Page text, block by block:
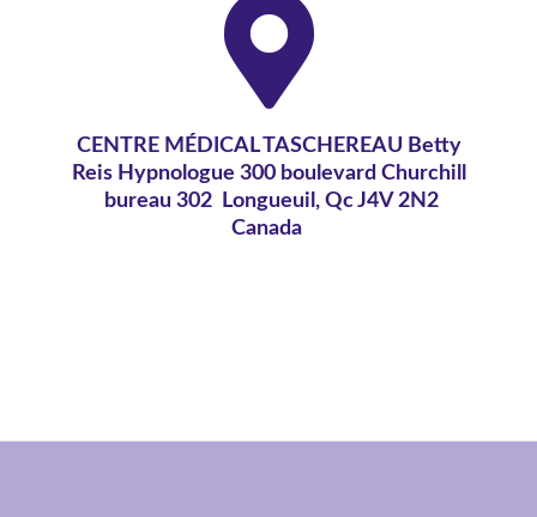
CENTRE MÉDICAL TASCHEREAU Betty
Reis Hypnologue 300 boulevard Churchill
bureau 302 Longueuil, Qc J4V 2N2
Canada